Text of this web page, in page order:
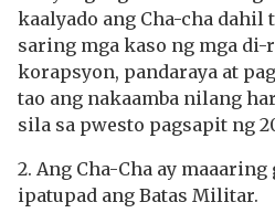
kaalyado ang Cha-cha dahil
saring mga kaso ng mga di-
korapsyon, pandaraya at
tao ang nakaamba nilang
sila sa pwesto pagsapit ng
2. Ang Cha-Cha ay
ipatupad ang Batas Militar.